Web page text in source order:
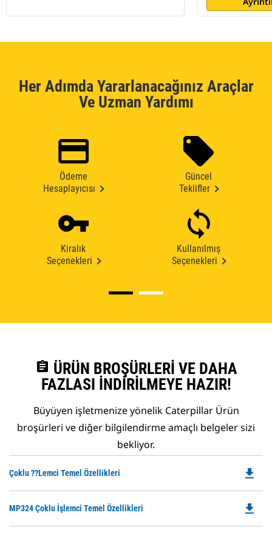
Her Adımda Yararlanacağınız Araçlar
Ve Uzman Yardımı
Ödeme
Hesaplayıcısı
Güncel
Teklifler
Kiralık
Seçenekleri
Kullanılmış
Seçenekleri
assignment ÜRÜN BROŞÜRLERI VE DAHA
FAZLASI İNDIRILMEYE HAZIR!
Büyüyen işletmenize yönelik Caterpillar Ürün
broşürleri ve diğer bilgilendirme amaçlı belgeler sizi
bekliyor.
Çoklu ??lemci Temel Özellikleri
a
file_download
MP324 Çoklu İşlemci Temel Özellikleri file_download